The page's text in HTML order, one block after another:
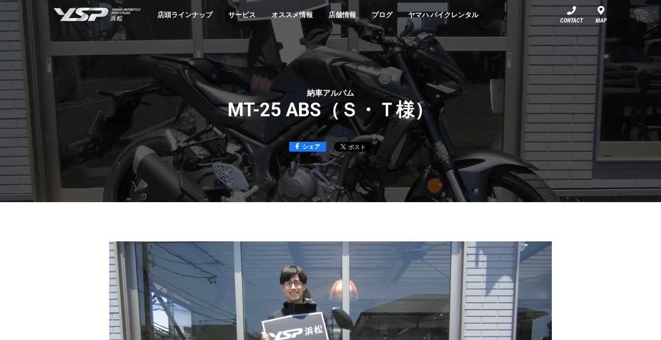
YSP浜松店頭ラインナップ サービス オススメ情報 店舗情報 ブログ ヤマハ バイクレンタル
CONTACT MAP
納車アルバム
MT-25 ABS（Ｓ・Ｔ様）
シェア